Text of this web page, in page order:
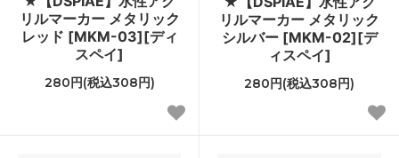
リルマーカー メタリック
レッド [MKM-03][ディ
スペイ]
280円(税込308円)
リルマーカー メタリック
シルバー [MKM-02][デ
ィスペイ]
280円(税込308円)